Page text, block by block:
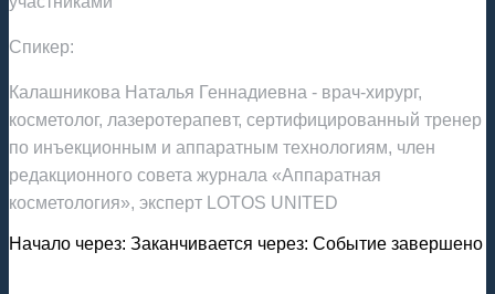
Спикер:
Калашникова Наталья Геннадиевна - врач‑хирург,
косметолог, лазеротерапевт, сертифицированный тренер
по инъекционным и аппаратным технологиям, член
редакционного совета журнала «Аппаратная
косметология», эксперт LOTOS UNITED
Начало через: Заканчивается через: Событие завершено